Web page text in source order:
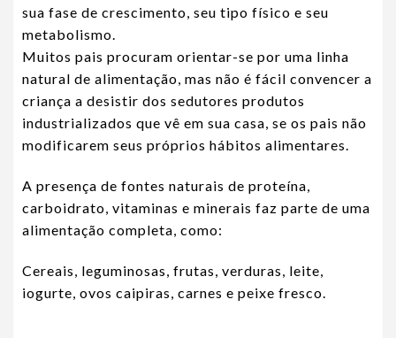
sua fase de crescimento, seu tipo físico e seu
metabolismo.
Muitos pais procuram orientar-se por uma linha
natural de alimentação, mas não é fácil convencer a
criança a desistir dos sedutores produtos
industrializados que vê em sua casa, se os pais não
modificarem seus próprios hábitos alimentares.
A presença de fontes naturais de proteína,
carboidrato, vitaminas e minerais faz parte de uma
alimentação completa, como:
Cereais, leguminosas, frutas, verduras, leite,
iogurte, ovos caipiras, carnes e peixe fresco.